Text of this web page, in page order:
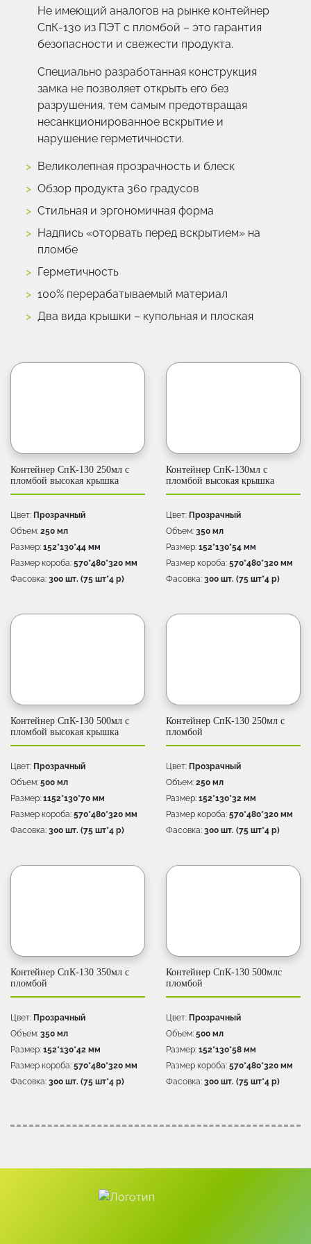
Не имеющий аналогов на рынке контейнер
СпК-130 из ПЭТ с пломбой – это гарантия
безопасности и свежести продукта.
Специально разработанная конструкция
замка не позволяет открыть его без
разрушения, тем самым предотвращая
несанкционированное вскрытие и
нарушение герметичности.
Великолепная прозрачность и блеск
Обзор продукта 360 градусов
Стильная и эргономичная форма
Надпись «оторвать перед вскрытием» на
пломбе
Герметичность
100% перерабатываемый материал
Два вида крышки – купольная и плоская
Контейнер СпК-130 250мл c
пломбой высокая крышка
Цвет: Прозрачный
Объем: 250 мл
Размер: 152*130*44 мм
Размер короба: 570*480*320 мм
Фасовка: 300 шт. (75 шт*4 p)
Контейнер СпК-130мл c
пломбой высокая крышка
Цвет: Прозрачный
Объем: 350 мл
Размер: 152*130*54 мм
Размер короба: 570*480*320 мм
Фасовка: 300 шт. (75 шт*4 p)
Контейнер СпК-130 500мл c
пломбой высокая крышка
Цвет: Прозрачный
Объем: 500 мл
Размер: 1152*130*70 мм
Размер короба: 570*480*320 мм
Фасовка: 300 шт. (75 шт*4 p)
Контейнер СпК-130 250мл с
пломбой
Цвет: Прозрачный
Объем: 250 мл
Размер: 152*130*32 мм
Размер короба: 570*480*320 мм
Фасовка: 300 шт. (75 шт*4 p)
Контейнер СпК-130 350мл с
пломбой
Цвет: Прозрачный
Объем: 350 мл
Размер: 152*130*42 мм
Размер короба: 570*480*320 мм
Фасовка: 300 шт. (75 шт*4 p)
Контейнер СпК-130 500млс
пломбой
Цвет: Прозрачный
Объем: 500 мл
Размер: 152*130*58 мм
Размер короба: 570*480*320 мм
Фасовка: 300 шт. (75 шт*4 p)